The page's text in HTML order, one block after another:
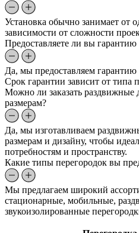
Установка обычно занимает от
зависимости от сложности
Предоставляете ли вы гарантию
Да, мы предоставляем гарантию
Срок гарантии зависит от типа
Можно ли заказать
размерам?
Да, мы изготавливаем
размерам и дизайну, чтобы
потребностям и пространству.
Какие типы перегородок вы
Мы предлагаем широкий
стационарные, мобильные,
звукоизолированные